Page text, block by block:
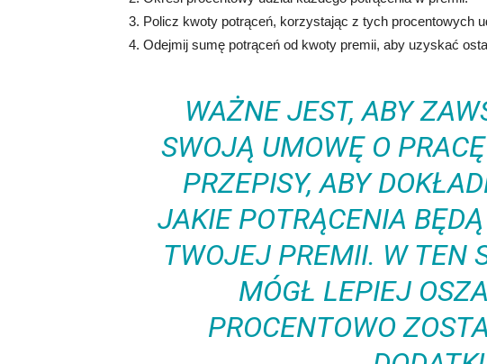
Policz kwoty potrąceń, korzystając z tych procentowych
Odejmij sumę potrąceń od kwoty premii, aby uzyskać
WAŻNE JEST, ABY
SWOJĄ UMOWĘ O
PRZEPISY, ABY
JAKIE POTRĄCENIA
TWOJEJ PREMII. W TEN
MÓGŁ LEPIEJ
PROCENTOWO